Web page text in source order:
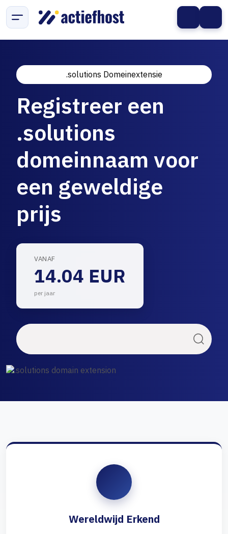
.solutions Domeinextensie
Registreer een
.solutions
domeinnaam voor
een geweldige
prijs
VANAF
14.04 EUR
per jaar
Wereldwijd Erkend